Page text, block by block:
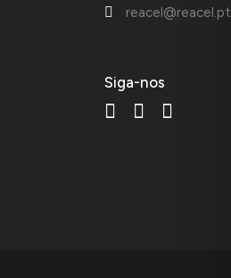
reacel@reacel.pt
Siga-nos